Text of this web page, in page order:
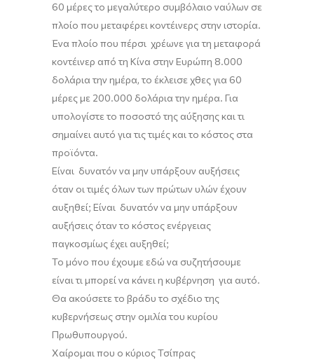
60 μέρες το μεγαλύτερο συμβόλαιο ναύλων σε
πλοίο που μεταφέρει κοντέινερς στην ιστορία.
Ένα πλοίο που πέρσι χρέωνε για τη μεταφορά
κοντέινερ από τη Κίνα στην Ευρώπη 8.000
δολάρια την ημέρα, το έκλεισε χθεςγια 60
μέρες με 200.000 δολάρια την ημέρα. Για
υπολογίστε το ποσοστό της αύξησης και τι
σημαίνει αυτό για τις τιμές και το κόστος στα
προϊόντα.
Είναι δυνατόν να μην υπάρξουν αυξήσεις
όταν οι τιμές όλων των πρώτων υλών έχουν
αυξηθεί; Είναι δυνατόν να μην υπάρξουν
αυξήσεις όταν το κόστος ενέργειας
παγκοσμίως έχει αυξηθεί;
Το μόνο που έχουμε εδώ να συζητήσουμε
είναι τι μπορεί να κάνει η κυβέρνηση για αυτό.
Θα ακούσετε το βράδυ το σχέδιο της
κυβερνήσεως στην ομιλία του κυρίου
Πρωθυπουργού.
Χαίρομαι που ο κύριος Τσίπρας